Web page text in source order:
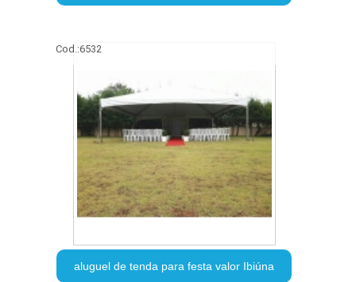
Cod.:6532
aluguel de tenda para festa valor Ibiúna